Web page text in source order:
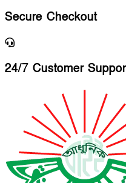
Secure Checkout
24/7 Customer